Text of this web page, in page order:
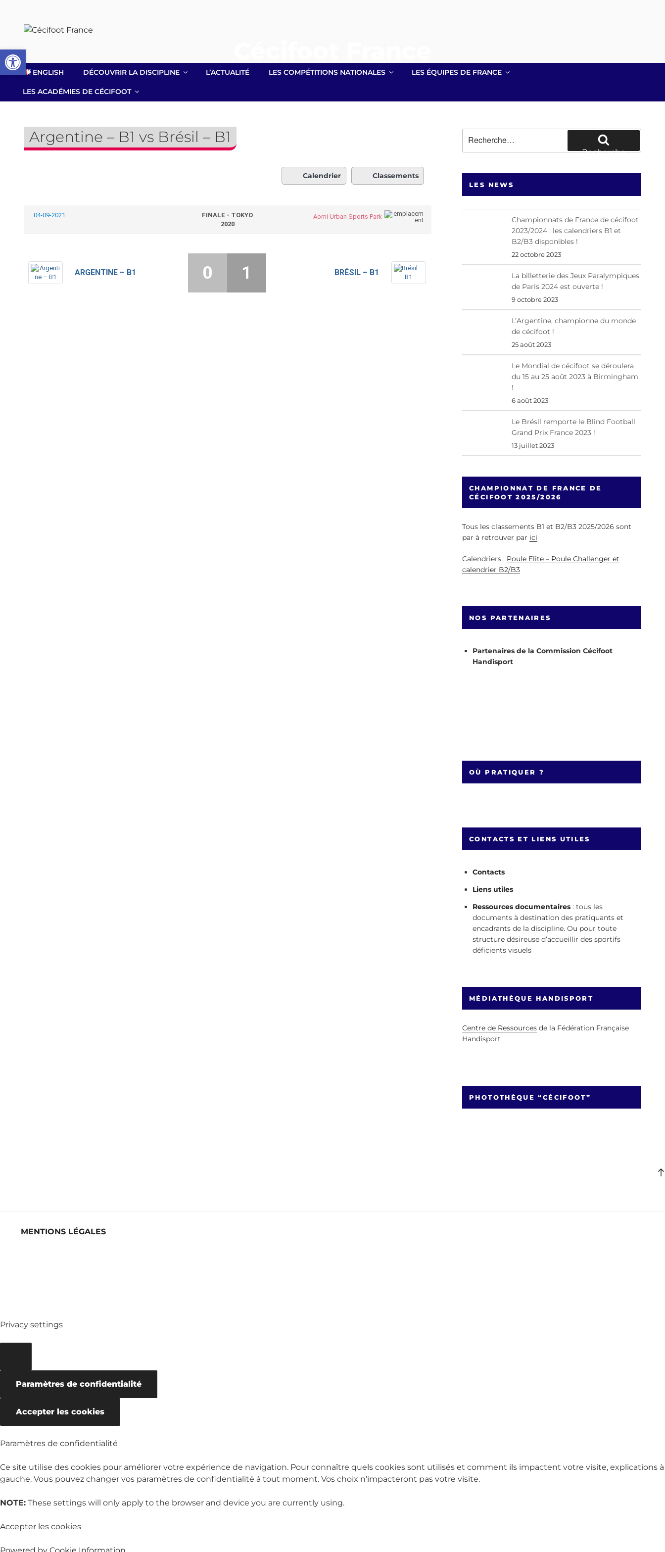
contenu
Site officiel lié à la Fédération Française Handisport
ENGLISH DÉCOUVRIR LA DISCIPLINE L’ACTUALITÉ LES COMPÉTITIONS NATIONALES LES ÉQUIPES DE FRANCE
LES ACADÉMIES DE CÉCIFOOT
Argentine – B1 vs Brésil – B1
Calendrier Classements
04-09-2021
FINALE - TOKYO
2020
Aomi Urban Sports Park
ARGENTINE – B1 BRÉSIL – B1
0 1
pour
:
Recherche
LES NEWS
Championnats de France de cécifoot
2023/2024 : les calendriers B1 et
B2/B3 disponibles !
22 octobre 2023
La billetterie des Jeux Paralympiques
de Paris 2024 est ouverte !
9 octobre 2023
L’Argentine, championne du monde
de cécifoot !
25 août 2023
Le Mondial de cécifoot se déroulera
du 15 au 25 août 2023 à Birmingham
!
6 août 2023
Le Brésil remporte le Blind Football
Grand Prix France 2023 !
13 juillet 2023
CHAMPIONNAT DE FRANCE DE
CÉCIFOOT 2025/2026
Tous les classements B1 et B2/B3 2025/2026 sont
par à retrouver par ici
Calendriers : Poule Elite – Poule Challenger et
calendrier B2/B3
NOS PARTENAIRES
Partenaires de la Commission Cécifoot
Handisport
OÙ PRATIQUER ?
CONTACTS ET LIENS UTILES
Contacts
Liens utiles
Ressources documentaires : tous les
documents à destination des pratiquants et
encadrants de la discipline. Ou pour toute
structure désireuse d’accueillir des sportifs
déficients visuels
MÉDIATHÈQUE HANDISPORT
Centre de Ressources de la Fédération Française
Handisport
PHOTOTHÈQUE “CÉCIFOOT”
MENTIONS LÉGALES
Ouvrir la barre d’outils
Privacy settings
Paramètres de confidentialité
Accepter les cookies
Paramètres de confidentialité
Ce site utilise des cookies pour améliorer votre expérience de navigation. Pour connaître quels cookies sont utilisés et comment ils impactent votre visite, explications à
gauche. Vous pouvez changer vos paramètres de confidentialité à tout moment. Vos choix n’impacteront pas votre visite.
NOTE: These settings will only apply to the browser and device you are currently using.
Accepter les cookies